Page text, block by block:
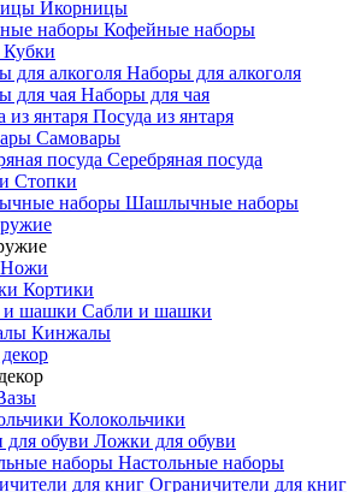
Икорницы
Кофейные наборы
Кубки
Наборы для алкоголя
Наборы для чая
Посуда из янтаря
Самовары
Серебряная посуда
Стопки
Шашлычные наборы
Ножи
Кортики
Сабли и шашки
Кинжалы
Колокольчики
Ложки для обуви
Настольные наборы
Ограничители для книг